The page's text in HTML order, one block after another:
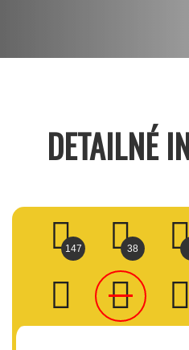
DETAILNÉ
147 38